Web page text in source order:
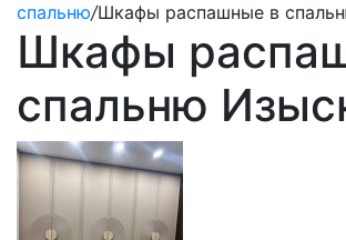
спальню/Шкафы распашные в
Шкафы
спальню